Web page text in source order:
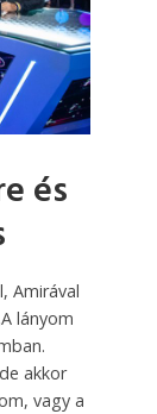
és
Amirával
lányom
akkor
vagy a